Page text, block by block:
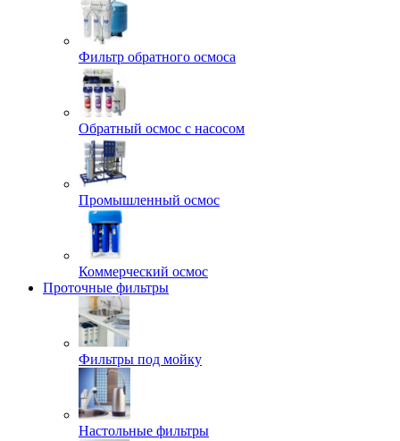
Фильтр обратного осмоса
Обратный осмос с насосом
Промышленный осмос
Коммерческий осмос
Проточные фильтры
Фильтры под мойку
Настольные фильтры